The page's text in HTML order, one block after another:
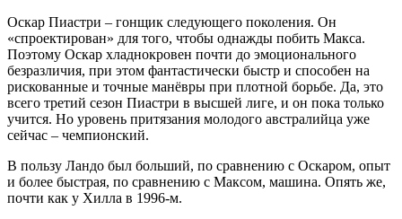
Оскар Пиастри – гонщик следующего поколения. Он
«спроектирован» для того, чтобы однажды побить Макса.
Поэтому Оскар хладнокровен почти до эмоционального
безразличия, при этом фантастически быстр и способен на
рискованные и точные манёвры при плотной борьбе. Да, это
всего третий сезон Пиастри в высшей лиге, и он пока только
учится. Но уровень притязания молодого австралийца уже
сейчас – чемпионский.
В пользу Ландо был больший, по сравнению с Оскаром, опыт
и более быстрая, по сравнению с Максом, машина. Опять же,
почти как у Хилла в 1996-м.